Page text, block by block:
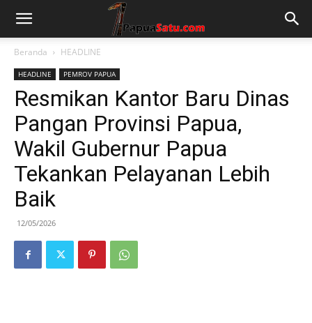
Beranda HEADLINE
HEADLINE PEMROV PAPUA
Resmikan Kantor Baru Dinas
Pangan Provinsi Papua,
Wakil Gubernur Papua
Tekankan Pelayanan Lebih
Baik
12/05/2026